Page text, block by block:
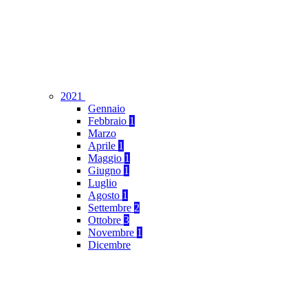
2021
Gennaio
Febbraio 1
Marzo
Aprile 1
Maggio 1
Giugno 1
Luglio
Agosto 1
Settembre 2
Ottobre 3
Novembre 1
Dicembre